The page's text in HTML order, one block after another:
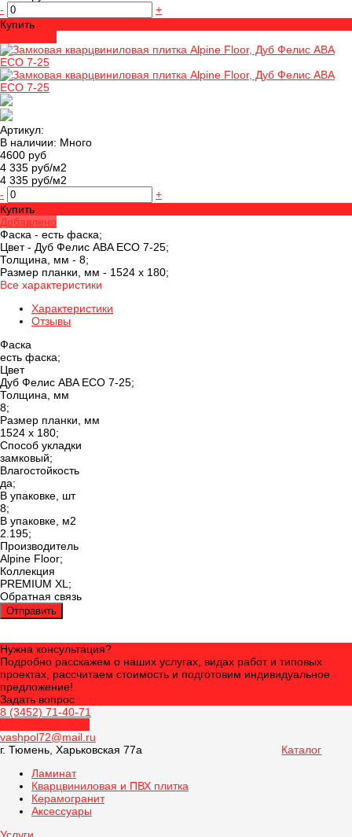
-
+
Купить
Артикул:
В наличии: Много
4600 руб
4 335 руб/м2
4 335 руб/м2
-
+
Купить
Добавлено
Фаска - есть фаска;
Цвет - Дуб Фелис ABA ECO 7-25;
Толщина, мм - 8;
Размер планки, мм - 1524 х 180;
Все характеристики
Характеристики
Отзывы
Фаска
есть фаска;
Цвет
Дуб Фелис ABA ECO 7-25;
Толщина, мм
8;
Размер планки, мм
1524 х 180;
Способ укладки
замковый;
Влагостойкость
да;
В упаковке, шт
8;
В упаковке, м2
2.195;
Производитель
Alpine Floor;
Коллекция
PREMIUM XL;
Обратная связь
Отправить
Нужна консультация?
Подробно расскажем о наших услугах, видах работ и типовых
проектах, рассчитаем стоимость и подготовим индивидуальное
предложение!
Задать вопрос
8 (3452) 71-40-71
vashpol72@mail.ru
г. Тюмень, Харьковская 77а
Каталог
Ламинат
Кварцвиниловая и ПВХ плитка
Керамогранит
Аксессуары